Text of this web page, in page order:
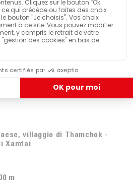
Custodia
Commercio equo e solidale
FUNZIONALITÀ
villaggio di Thamchok -
Xamtai
m